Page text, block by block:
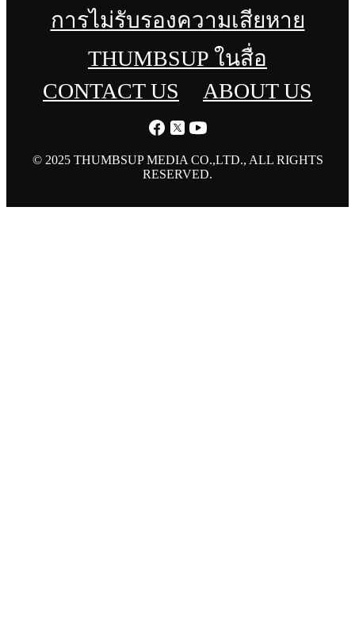
การไม่รับรองความเสียหาย
THUMBSUP ในสื่อ
CONTACT US
ABOUT US
© 2025 THUMBSUP MEDIA CO.,LTD., ALL RIGHTS
RESERVED.